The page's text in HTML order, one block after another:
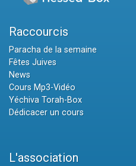
Raccourcis
Paracha de la semaine
Fêtes Juives
News
Cours Mp3-Vidéo
Yéchiva Torah-Box
Dédicacer un cours
L'association